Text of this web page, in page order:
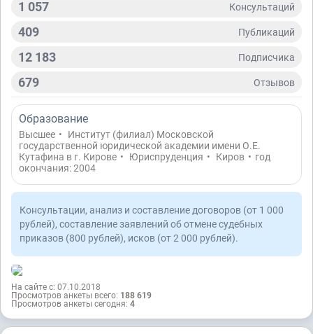
1 057 Консультаций
409 Публикаций
12 183 Подписчикa
679 Отзывов
Образование
Высшее •
Институт (филиал) Московской
государственной юридической академии имени О.Е.
Кутафина в г. Кирове • Юриспруденция • Киров • год
окончания: 2004
Консультации, анализ и составление договоров (от 1 000
рублей), составление заявлений об отмене судебных
приказов (800 рублей), исков (от 2 000 рублей).
На сайте с: 07.10.2018
Просмотров анкеты всего: 188 619
Просмотров анкеты сегодня: 4